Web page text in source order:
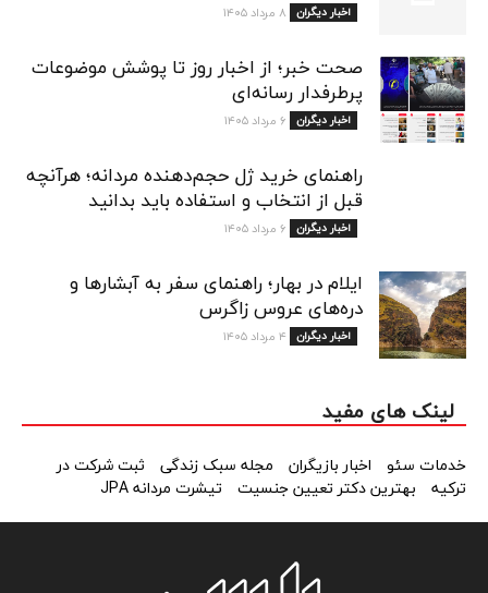
اخبار دیگران ۸ مرداد ۱۴۰۵
صحت خبر؛ از اخبار روز تا پوشش موضوعات
پرطرفدار رسانه‌ای
اخبار دیگران ۶ مرداد ۱۴۰۵
راهنمای خرید ژل حجم‌دهنده مردانه؛ هرآنچه
قبل از انتخاب و استفاده باید بدانید
اخبار دیگران ۶ مرداد ۱۴۰۵
ایلام در بهار؛ راهنمای سفر به آبشارها و
دره‌های عروس زاگرس
اخبار دیگران ۴ مرداد ۱۴۰۵
لینک های مفید
خدمات سئو اخبار بازیگران مجله سبک زندگی
ثبت شرکت در
ترکیه
بهترین دکتر تعیین جنسیت تیشرت مردانه JPA